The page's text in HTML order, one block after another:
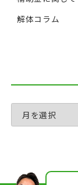
解体コラム